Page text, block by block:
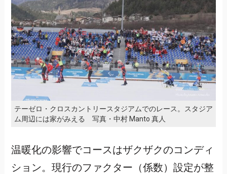
テーゼロ・クロスカントリースタジアムでのレース。スタジア
ム周辺には家がみえる 写真・中村 Manto 真人
温暖化の影響でコースはザクザクのコンディ
ション。現行のファクター（係数）設定が整